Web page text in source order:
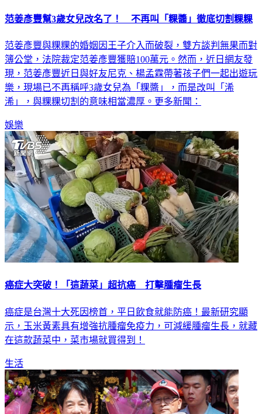
范姜彥豐幫3歲女兒改名了！ 不再叫「粿醬」徹底切割粿粿
范姜彥豐與粿粿的婚姻因王子介入而破裂，雙方談判無果而對
簿公堂，法院裁定范姜彥豐獲賠100萬元。然而，近日網友發
現，范姜彥豐近日與好友尼克、楊孟霖帶著孩子們一起出遊玩
樂，現場已不再稱呼3歲女兒為「粿醬」，而是改叫「浠
浠」，與粿粿切割的意味相當濃厚。更多新聞：
娛樂
癌症大突破！「這蔬菜」超抗癌 打擊腫瘤生長
癌症是台灣十大死因榜首，平日飲食就能防癌！最新研究顯
示，玉米黃素具有增強抗腫瘤免疫力，可減緩腫瘤生長，就藏
在這款蔬菜中，菜市場就買得到！
生活